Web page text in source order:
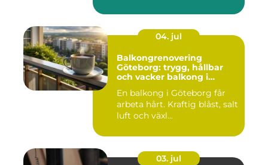
04. jul
Balkongrenovering
Göteborg: trygg, hållbar
och vacker balkong i
En balkong i Göteborg får
arbeta hårt. Kraftig blåst, salt
luft och växl...
03. jul